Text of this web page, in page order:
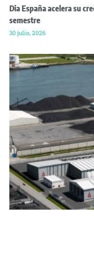
Dia España acelera su
semestre
30 julio, 2026